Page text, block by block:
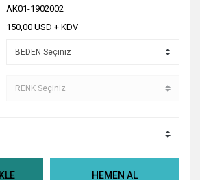
AK01-1902002
150,00 USD + KDV
HEMEN AL